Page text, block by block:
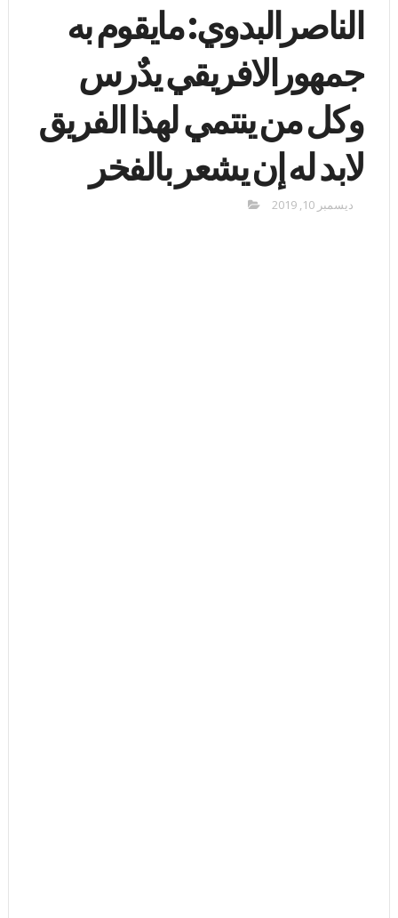
الناصرالبدوي: مايقوم به
جمهورالافريقي يدٌرس
وكل من ينتمي لهذا الفريق
لابد له إن يشعر بالفخر
ديسمبر 10, 2019